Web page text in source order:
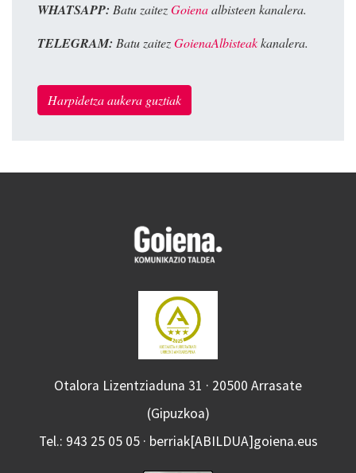
WHATSAPP: Batu zaitezGoienaalbisteen kanalera.
TELEGRAM: Batu zaitezGoienaAlbisteakkanalera.
Harpidetza aukera guztiak
Otalora Lizentziaduna 31 · 20500 Arrasate
(Gipuzkoa)
Tel.: 943 25 05 05 · berriak[ABILDUA]goiena.eus